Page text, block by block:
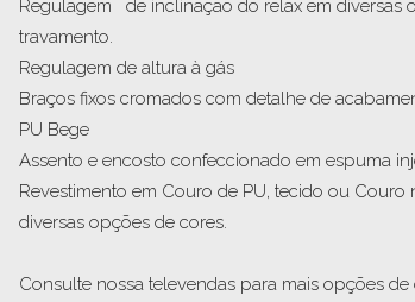
Regulagem   de inclinação do relax em diversas
travamento.
Regulagem de altura à gás
Braços fixos cromados com detalhe de
PU Bege
Assento e encosto confeccionado em espuma
Revestimento em Couro de PU, tecido ou Couro
diversas opções de cores.
Consulte nossa televendas para mais opções de